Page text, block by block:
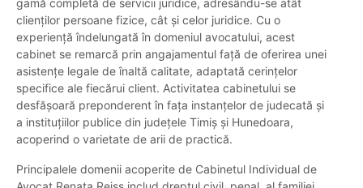
gamă completă de servicii juridice, adresându-se atât
clienților persoane fizice, cât și celor juridice. Cu o
experiență îndelungată în domeniul avocatului, acest
cabinet se remarcă prin angajamentul față de oferirea unei
asistențe legale de înaltă calitate, adaptată cerințelor
specifice ale fiecărui client. Activitatea cabinetului se
desfășoară preponderent în fața instanțelor de judecată și
a instituțiilor publice din județele Timiș și Hunedoara,
acoperind o varietate de arii de practică.
Principalele domenii acoperite de Cabinetul Individual de